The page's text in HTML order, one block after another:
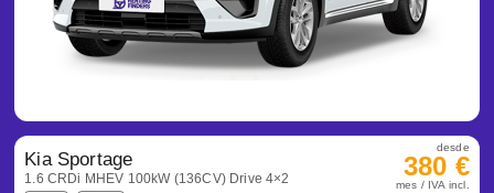
Kia Sportage
1.6 CRDi MHEV 100kW (136CV) Drive 4×2
desde
380 €
mes / IVA incl.